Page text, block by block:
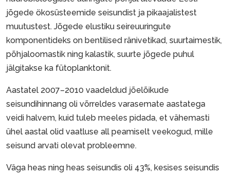
jõgede ökosüsteemide seisundist ja pikaajalistest
muutustest. Jõgede elustiku seireuuringute
komponentideks on bentilised ränivetikad, suurtaimestik,
põhjaloomastik ning kalastik, suurte jõgede puhul
jälgitakse ka fütoplanktonit.
Aastatel 2007–2010 vaadeldud jõelõikude
seisundihinnang oli võrreldes varasemate aastatega
veidi halvem, kuid tuleb meeles pidada, et vähemasti
ühel aastal olid vaatluse all peamiselt veekogud, mille
seisund arvati olevat probleemne.
Väga heas ning heas seisundis oli 43%, kesises seisundis